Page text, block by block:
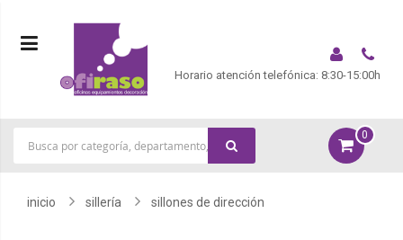
Horario atención telefónica: 8:30-15:00h
0
inicio sillería sillones de dirección